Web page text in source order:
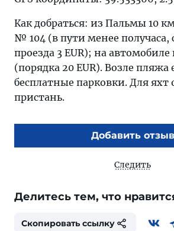
Как добраться: из Пальмы 10
№ 104 (в пути менее получаса,
проезда 3 EUR); на автомобиле
(порядка 20 EUR). Возле пляжа
бесплатные парковки. Для яхт
пристань.
Добавить отзыв
Следить
Делитесь тем, что
Скопировать ссылку